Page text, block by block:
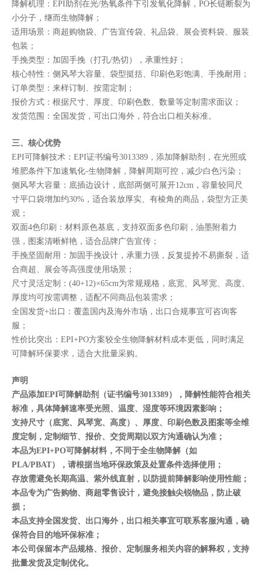
降解机理：EPI助剂在光/热氧条件下引发氧化降解，PO长链断裂为
小分子，继而生物降解；
适用场景：商超购物袋、广告宣传袋、礼品袋、展会资料袋、服装
包装；
手挽类型：加固手挽（打孔/热切），承重性好；
核心特性：侧风琴大容量、袋型挺括、印刷色彩饱满、手挽耐用；
订单类型：来样订制、按需定制；
报价方式：根据尺寸、厚度、印刷色数、数量等定制需求面议；
发货范围：全国发货，可出口海外，符合出口相关标准。
三、核心优势
EPI可降解技术：EPI证书编号3013389，添加降解助剂，在光照或
堆肥条件下加速氧化-生物降解，降解周期可控，减少白色污染；
侧风琴大容量：底插边设计，底部两侧可展开12cm，容量较同尺
寸平口袋增加约30%，适合装放厚实、有棱角的商品，袋型方正美
观；
双面4色印刷：材料原色基底，支持双面多色印刷，油墨附着力
强，图案清晰鲜艳，适合品牌广告宣传；
手挽坚固耐用：加固手挽设计，承重力强，反复提拎不易撕裂，适
合商超、展会等高强度使用场景；
尺寸灵活定制：(40+12)×65cm为常规规格，底宽、风琴宽、高度、
厚度均可按需调整，适配不同商品包装需求；
全国发货+出口：覆盖国内及海外市场，出口合规事宜可咨询客
服；
性价比突出：EPI+PO方案较全生物降解材料成本更低，同时满足
可降解环保要求，适合大批量采购。
声明
产品添加EPI可降解助剂（证书编号3013389），降解性能符合相关
标准，具体降解速率受光照、温度、湿度等环境因素影响；
支持尺寸（底宽、风琴宽、高度）、厚度、印刷色数及图案等全维
度定制，定制细节、报价、交货周期以双方沟通确认为准；
本品为EPI+PO可降解材料，不同于全生物降解（如
PLA/PBAT），请根据当地环保政策及处置条件选择使用；
存放需避免长期高温、紫外线直射，以防提前降解影响使用性能；
本品专为广告购物、商超零售设计，避免接触尖锐物品，防止破
损；
本品支持全国发货、出口海外，出口相关事宜可联系客服沟通，确
保符合目的地环保标准；
本公司保留本产品规格、报价、定制服务相关内容的解释权，支持
批量发货及定制优化。